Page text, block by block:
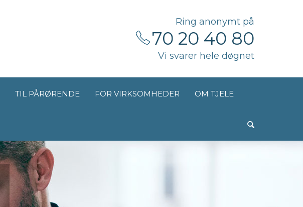
Ring anonymt på
70 20 40 80
Vi svarer hele døgnet
TIL PÅRØRENDE FOR VIRKSOMHEDER OM TJELE